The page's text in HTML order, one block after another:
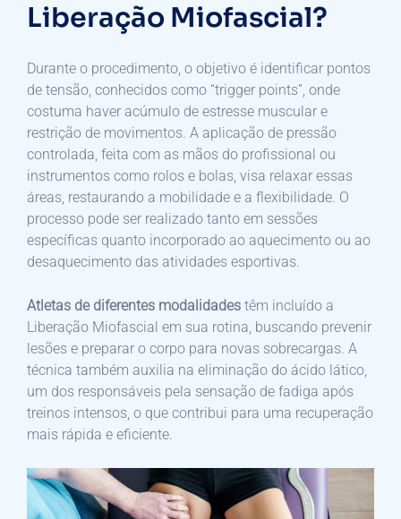
Liberação Miofascial?
Durante o procedimento, o objetivo é identificar pontos
de tensão, conhecidos como “trigger points”, onde
costuma haver acúmulo de estresse muscular e
restrição de movimentos. A aplicação de pressão
controlada, feita com as mãos do profissional ou
instrumentos como rolos e bolas, visa relaxar essas
áreas, restaurando a mobilidade e a flexibilidade. O
processo pode ser realizado tanto em sessões
específicas quanto incorporado ao aquecimento ou ao
desaquecimento das atividades esportivas.
Atletas de diferentes modalidades têm incluído a
Liberação Miofascial em sua rotina, buscando prevenir
lesões e preparar o corpo para novas sobrecargas. A
técnica também auxilia na eliminação do ácido lático,
um dos responsáveis pela sensação de fadiga após
treinos intensos, o que contribui para uma recuperação
mais rápida e eficiente.